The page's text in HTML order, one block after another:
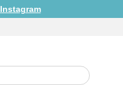
Instagram